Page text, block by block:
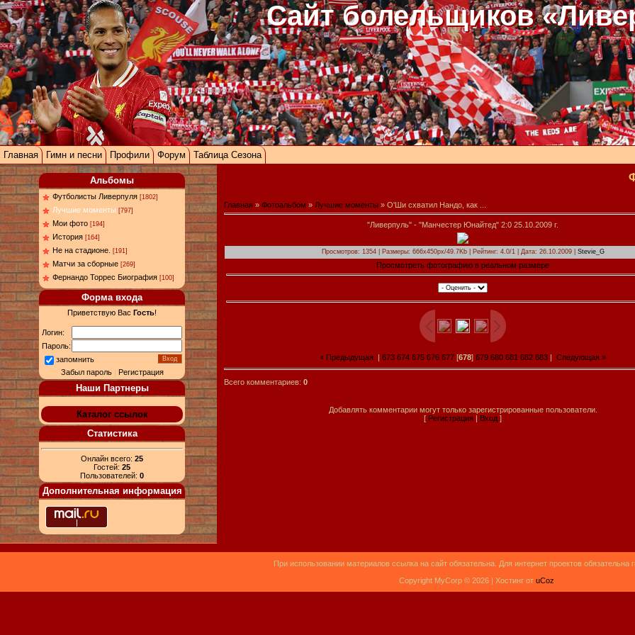
Сайт болельщиков
Главная Гимн и песни Профили Форум Таблица Сезона
Альбомы
Футболисты Ливерпуля [1802]
Лучшие моменты [797]
Мои фото [194]
История [164]
Не на стадионе. [191]
Матчи за сборные [269]
Фернандо Торрес Биография [100]
Форма входа
Приветствую Вас Гость!
Логин:
Пароль:
запомнить
Забыл пароль| Регистрация
Наши Партнеры
Каталог ссылок
Статистика
Онлайн всего: 25
Гостей: 25
Пользователей: 0
Дополнительная информация
Главная » Фотоальбом » Лучшие моменты » О'Ши схватил Нандо, как ...
"Ливерпуль" - "Манчестер Юнайтед" 2:0 25.10.2009 г.
Просмотров: 1354 | Размеры: 666x450px/49.7Kb | Рейтинг: 4.0/1 | Дата: 26.10.2009 | Stevie_G
Просмотреть фотографию в реальном размере
« Предыдущая 673 674 675 676 677 [678] 679 680 681 682 683 Следующая »
Всего комментариев: 0
Добавлять комментарии могут только зарегистрированные пользователи.
[ Регистрация | Вход ]
При использовании материалов ссылка на сайт обязательна. Для интернет проектов обязательна
Copyright MyCorp © 2026 | Хостинг от uCoz